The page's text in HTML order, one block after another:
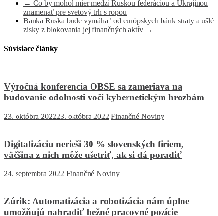
← Čo by mohol mier medzi Ruskou federáciou a Ukrajinou
znamenať pre svetový trh s ropou
Banka Ruska bude vymáhať od európskych bánk straty a ušlé
zisky z blokovania jej finančných aktív →
Súvisiace články
Výročná konferencia OBSE sa zameriava na
budovanie odolnosti voči kybernetickým hrozbám
23. októbra 202223. októbra 2022 Finančné Noviny
Digitalizáciu nerieši 30 % slovenských firiem,
väčšina z nich môže ušetriť, ak si dá poradiť
24. septembra 2022 Finančné Noviny
Zúrik: Automatizácia a robotizácia nám úplne
umožňujú nahradiť bežné pracovné pozície